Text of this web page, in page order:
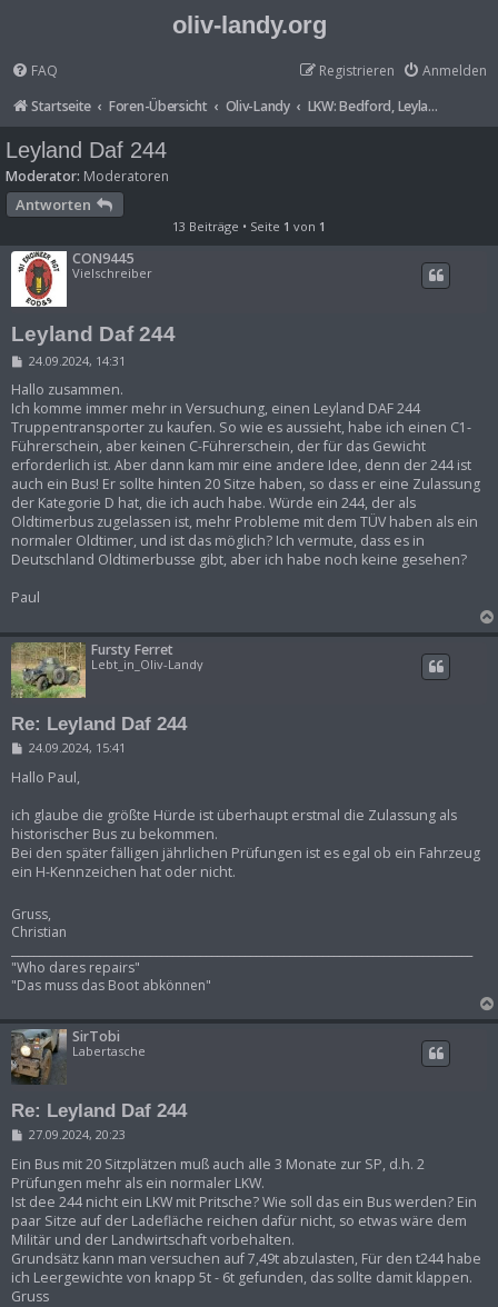
oliv-landy.org
FAQ Anmelden
Registrieren
Startseite
Foren-Übersicht Oliv-Landy LKW: Bedford, Leyland-DAF, Reynold-Boughton uvm.
Leyland Daf 244
Moderator: Moderatoren
Antworten
13 Beiträge • Seite 1 von 1
CON9445
Vielschreiber
Leyland Daf 244
B
i
t
r
a
g
24.09.2024, 14:31
Hallo zusammen.
Ich komme immer mehr in Versuchung, einen Leyland DAF 244
Truppentransporter zu kaufen. So wie es aussieht, habe ich einen C1-
Führerschein, aber keinen C-Führerschein, der für das Gewicht
erforderlich ist. Aber dann kam mir eine andere Idee, denn der 244 ist
auch ein Bus! Er sollte hinten 20 Sitze haben, so dass er eine Zulassung
der Kategorie D hat, die ich auch habe. Würde ein 244, der als
Oldtimerbus zugelassen ist, mehr Probleme mit dem TÜV haben als ein
normaler Oldtimer, und ist das möglich? Ich vermute, dass es in
Deutschland Oldtimerbusse gibt, aber ich habe noch keine gesehen?
Paul
Fursty Ferret
Lebt_in_Oliv-Landy
Re: Leyland Daf 244
B
i
a
g
24.09.2024, 15:41
Hallo Paul,
ich glaube die größte Hürde ist überhaupt erstmal die Zulassung als
historischer Bus zu bekommen.
Bei den später fälligen jährlichen Prüfungen ist es egal ob ein Fahrzeug
ein H-Kennzeichen hat oder nicht.
Gruss,
Christian
"Who dares repairs"
"Das muss das Boot abkönnen"
SirTobi
Labertasche
Re: Leyland Daf 244
B
i
t
r
a
g
27.09.2024, 20:23
Ein Bus mit 20 Sitzplätzen muß auch alle 3 Monate zur SP, d.h. 2
Prüfungen mehr als ein normaler LKW.
Ist dee 244 nicht ein LKW mit Pritsche? Wie soll das ein Bus werden? Ein
paar Sitze auf der Ladefläche reichen dafür nicht, so etwas wäre dem
Militär und der Landwirtschaft vorbehalten.
Grundsätz kann man versuchen auf 7,49t abzulasten, Für den t244 habe
ich Leergewichte von knapp 5t - 6t gefunden, das sollte damit klappen.
Gruss